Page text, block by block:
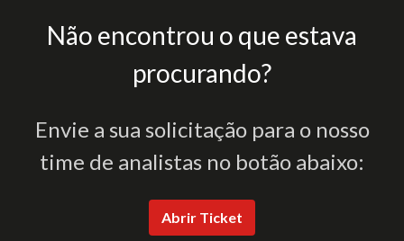
Não encontrou o que estava
procurando?
Envie a sua solicitação para o nosso
time de analistas no botão abaixo:
Abrir Ticket